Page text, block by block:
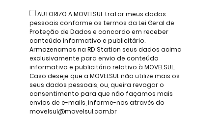
AUTORIZO A MOVELSUL tratar meus dados
pessoais conforme os termos da Lei Geral de
Proteção de Dados e concordo em receber
conteúdo informativo e publicitário.
Armazenamos na RD Station seus dados acima
exclusivamente para envio de conteúdo
informativo e publicitário relativo à MOVELSUL.
Caso deseje que a MOVELSUL não utilize mais os
seus dados pessoais, ou, queira revogar o
consentimento para que não façamos mais
envios de e-mails, informe-nos através do
movelsul@movelsul.com.br